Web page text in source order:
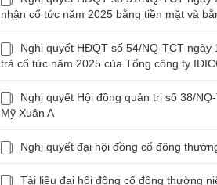
nhận cổ tức năm 2025 bằng tiền mặt và
Nghị quyết HĐQT số 54/NQ-TCT
trả cổ tức năm 2025 của Tổng công ty
Nghị quyết Hội đồng quản trị số 38/
Mỹ Xuân A
Nghị quyết đại hội đồng cổ đông
Tài liệu đại hội đồng cổ đông thường